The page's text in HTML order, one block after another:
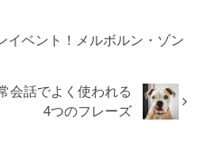
イベント！メルボルン・ゾン
会話でよく使われる
4つのフレーズ